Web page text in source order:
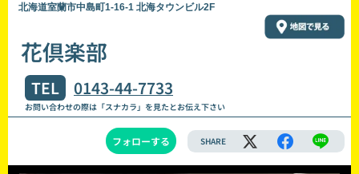
北海道室蘭市中島町1-16-1 北海タウンビル2F
花倶楽部
TEL 0143-44-7733
お問い合わせの際は「スナカラ」を見たとお伝え下さい
フォローする SHARE